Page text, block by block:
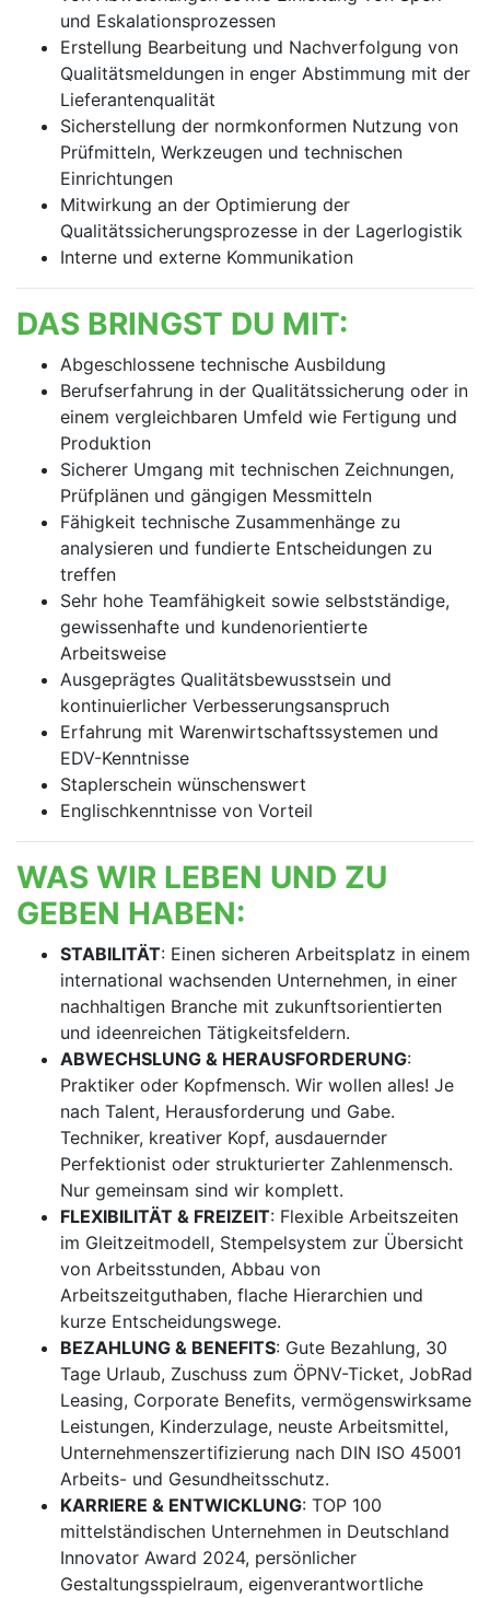
und Eskalationsprozessen
Erstellung Bearbeitung und Nachverfolgung von
Qualitätsmeldungen in enger Abstimmung mit der
Lieferantenqualität
Sicherstellung der normkonformen Nutzung von
Prüfmitteln, Werkzeugen und technischen
Einrichtungen
Mitwirkung an der Optimierung der
Qualitätssicherungsprozesse in der Lagerlogistik
Interne und externe Kommunikation
DAS BRINGST DU MIT:
Abgeschlossene technische Ausbildung
Berufserfahrung in der Qualitätssicherung oder in
einem vergleichbaren Umfeld wie Fertigung und
Produktion
Sicherer Umgang mit technischen Zeichnungen,
Prüfplänen und gängigen Messmitteln
Fähigkeit technische Zusammenhänge zu
analysieren und fundierte Entscheidungen zu
treffen
Sehr hohe Teamfähigkeit sowie selbstständige,
gewissenhafte und kundenorientierte
Arbeitsweise
Ausgeprägtes Qualitätsbewusstsein und
kontinuierlicher Verbesserungsanspruch
Erfahrung mit Warenwirtschaftssystemen und
EDV-Kenntnisse
Staplerschein wünschenswert
Englischkenntnisse von Vorteil
WAS WIR LEBEN UND ZU
GEBEN HABEN:
STABILITÄT: Einen sicheren Arbeitsplatz in einem
international wachsenden Unternehmen, in einer
nachhaltigen Branche mit zukunftsorientierten
und ideenreichen Tätigkeitsfeldern.
ABWECHSLUNG & HERAUSFORDERUNG:
Praktiker oder Kopfmensch. Wir wollen alles! Je
nach Talent, Herausforderung und Gabe.
Techniker, kreativer Kopf, ausdauernder
Perfektionist oder strukturierter Zahlenmensch.
Nur gemeinsam sind wir komplett.
FLEXIBILITÄT & FREIZEIT: Flexible Arbeitszeiten
im Gleitzeitmodell, Stempelsystem zur Übersicht
von Arbeitsstunden, Abbau von
Arbeitszeitguthaben, flache Hierarchien und
kurze Entscheidungswege.
BEZAHLUNG & BENEFITS: Gute Bezahlung, 30
Tage Urlaub, Zuschuss zum ÖPNV-Ticket, JobRad
Leasing, Corporate Benefits, vermögenswirksame
Leistungen, Kinderzulage, neuste Arbeitsmittel,
Unternehmenszertifizierung nach DIN ISO 45001
Arbeits- und Gesundheitsschutz.
KARRIERE & ENTWICKLUNG: TOP 100
mittelständischen Unternehmen in Deutschland
Innovator Award 2024, persönlicher
Gestaltungsspielraum, eigenverantwortliche